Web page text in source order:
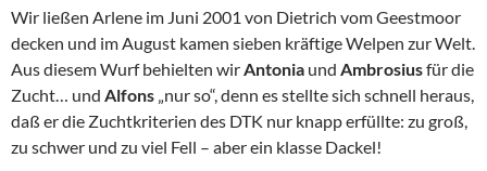
Wir ließen Arlene im Juni 2001 von Dietrich vom Geestmoor
decken und im August kamen sieben kräftige Welpen zur Welt.
Aus diesem Wurf behielten wirAntonia und Ambrosiusfür die
Zucht… und Alfons „nur so“, denn es stellte sich schnell heraus,
daß er die Zuchtkriterien des DTK nur knapp erfüllte: zu groß,
zu schwer und zu viel Fell – aber ein klasse Dackel!